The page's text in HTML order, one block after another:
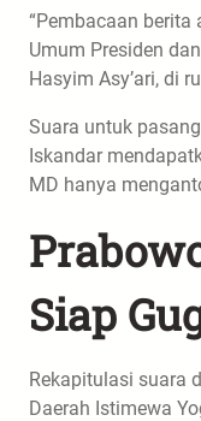
“Pembacaan
Umum Presiden
Hasyim Asy’ari, di
Suara untuk
Iskandar
MD hanya
Siap
Rekapitulasi suara
Daerah Istimewa